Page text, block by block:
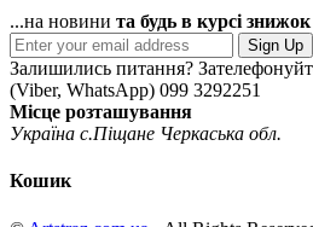
...на новини та будь в курсі знижок
Sign Up
Залишились питання?
(Viber, WhatsApp) 099 3292251
Місце розташування
Україна с.Піщане Черкаська обл.
Кошик